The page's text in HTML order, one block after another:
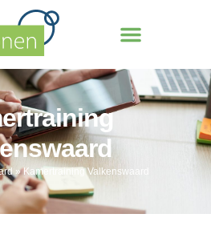
»Kamertraining Valkenswaard